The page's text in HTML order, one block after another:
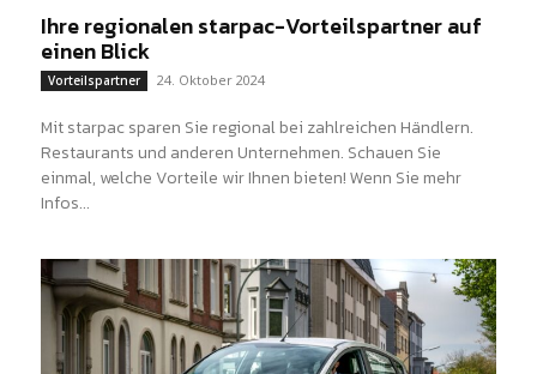
Ihre regionalen starpac-Vorteilspartner auf
einen Blick
Vorteilspartner 24. Oktober 2024
Mit starpac sparen Sie regional bei zahlreichen Händlern.
Restaurants und anderen Unternehmen. Schauen Sie
einmal, welche Vorteile wir Ihnen bieten! Wenn Sie mehr
Infos...